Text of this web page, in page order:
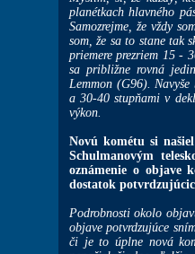
planétkach hlavného
Samozrejme, že vždy
som, že sa to stane tak
priemere prezriem 15 -
sa približne rovná
Lemmon (G96).
a 30-40 stupňami v
výkon.
Novú kométu si
Schulmanovým
oznámenie o objave
dostatok
Podrobnosti okolo
objave potvrdzujúce
či je to úplne nová